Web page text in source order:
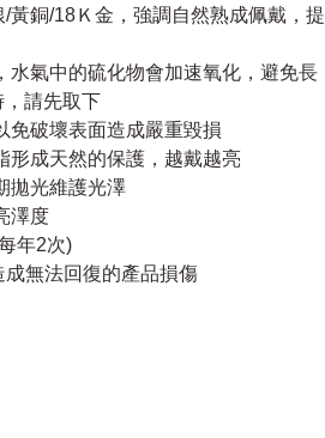
黃銅/18Ｋ金，強調自然熟成佩戴，提
氣中的硫化物會加速氧化，避免長
請先取下
免破壞表面造成嚴重毀損
形成天然的保護，越戴越亮
拋光維護光澤
澤度
年2次)
無法回復的產品損傷